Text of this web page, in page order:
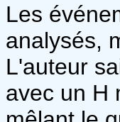
Les
analysés,
L'auteur
avec un H